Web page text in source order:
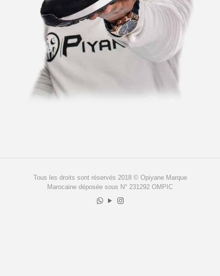
Tous les droits sont réservés 2018 © Opiyane Marque
Marocaine déposée sous N° 231292 OMPIC